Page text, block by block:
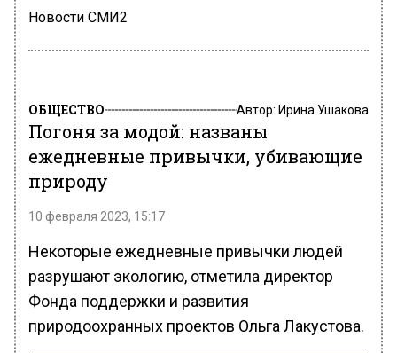
Новости СМИ2
ОБЩЕСТВО Автор: Ирина Ушакова
Погоня за модой: названы
ежедневные привычки, убивающие
природу
10 февраля 2023, 15:17
Некоторые ежедневные привычки людей
разрушают экологию, отметила директор
Фонда поддержки и развития
природоохранных проектов Ольга Лакустова.